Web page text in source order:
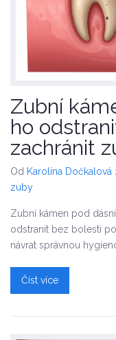
Zubní
ho
zachránit
Od Karolína Dočkalová
zuby
Zubní kámen pod
odstranit bez bolesti
návrat správnou
Číst více